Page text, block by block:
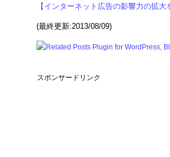
【インターネット広告の影響力の拡
(最終更新:2013/08/09)
スポンサードリンク